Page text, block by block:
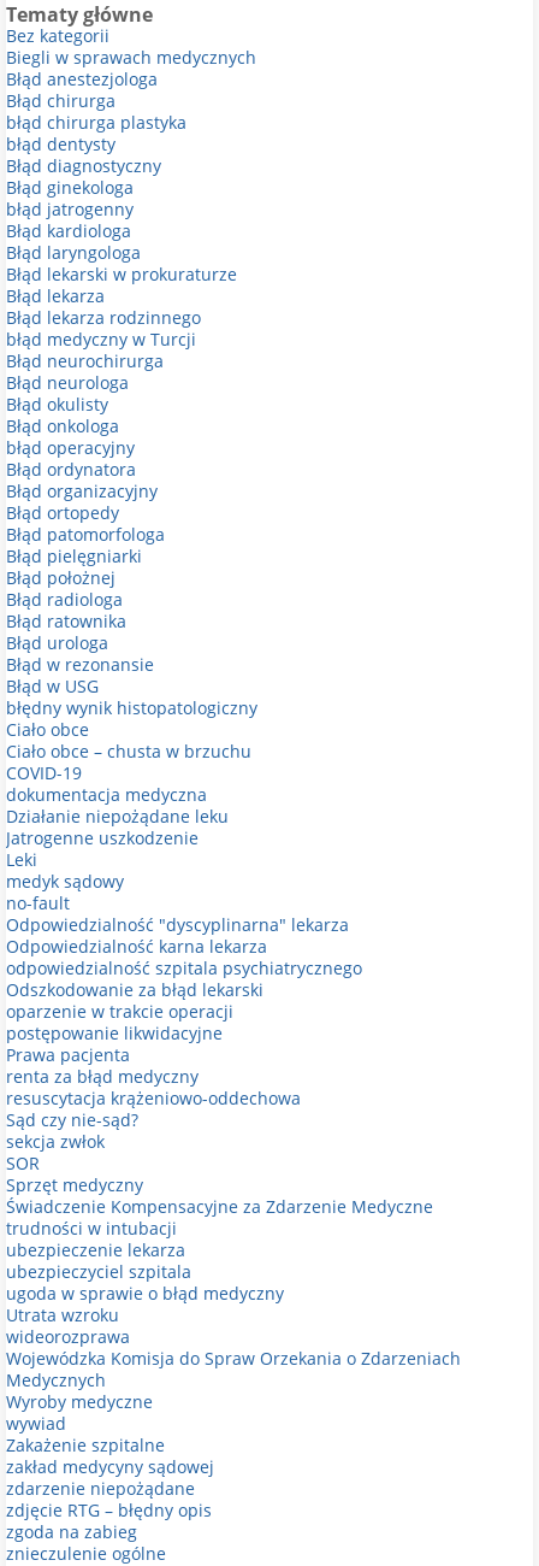
Tematy główne
Bez kategorii
Biegli w sprawach medycznych
Błąd anestezjologa
Błąd chirurga
błąd chirurga plastyka
błąd dentysty
Błąd diagnostyczny
Błąd ginekologa
błąd jatrogenny
Błąd kardiologa
Błąd laryngologa
Błąd lekarski w prokuraturze
Błąd lekarza
Błąd lekarza rodzinnego
błąd medyczny w Turcji
Błąd neurochirurga
Błąd neurologa
Błąd okulisty
Błąd onkologa
błąd operacyjny
Błąd ordynatora
Błąd organizacyjny
Błąd ortopedy
Błąd patomorfologa
Błąd pielęgniarki
Błąd położnej
Błąd radiologa
Błąd ratownika
Błąd urologa
Błąd w rezonansie
Błąd w USG
błędny wynik histopatologiczny
Ciało obce
Ciało obce – chusta w brzuchu
COVID-19
dokumentacja medyczna
Działanie niepożądane leku
Jatrogenne uszkodzenie
Leki
medyk sądowy
no-fault
Odpowiedzialność "dyscyplinarna" lekarza
Odpowiedzialność karna lekarza
odpowiedzialność szpitala psychiatrycznego
Odszkodowanie za błąd lekarski
oparzenie w trakcie operacji
postępowanie likwidacyjne
Prawa pacjenta
renta za błąd medyczny
resuscytacja krążeniowo-oddechowa
Sąd czy nie-sąd?
sekcja zwłok
SOR
Sprzęt medyczny
Świadczenie Kompensacyjne za Zdarzenie Medyczne
trudności w intubacji
ubezpieczenie lekarza
ubezpieczyciel szpitala
ugoda w sprawie o błąd medyczny
Utrata wzroku
wideorozprawa
Wojewódzka Komisja do Spraw Orzekania o Zdarzeniach
Medycznych
Wyroby medyczne
wywiad
Zakażenie szpitalne
zakład medycyny sądowej
zdarzenie niepożądane
zdjęcie RTG – błędny opis
zgoda na zabieg
znieczulenie ogólne